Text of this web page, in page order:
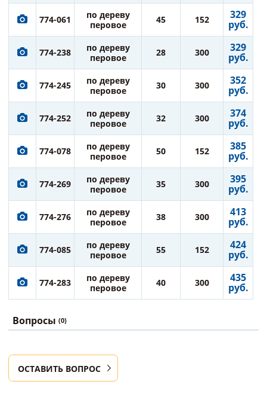
774-061
по дереву
перовое
45 152 329
руб.
774-238
по дереву
перовое
28 300 329
руб.
774-245
по дереву
перовое
30 300 352
руб.
774-252
по дереву
перовое
32 300 374
руб.
774-078
по дереву
перовое
50 152 385
руб.
774-269
по дереву
перовое
35 300 395
руб.
774-276
по дереву
перовое
38 300 413
руб.
774-085
по дереву
перовое
55 152 424
руб.
774-283
по дереву
перовое
40 300 435
руб.
Вопросы (0)
ОСТАВИТЬ ВОПРОС